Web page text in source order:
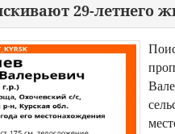
29-летнего